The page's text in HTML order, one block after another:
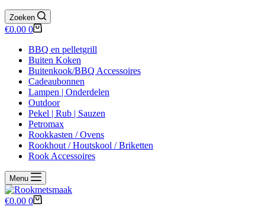
Zoeken
Winkelwagen
€0.00 0
BBQ en pelletgrill
Buiten Koken
Buitenkook/BBQ Accessoires
Cadeaubonnen
Lampen | Onderdelen
Outdoor
Pekel | Rub | Sauzen
Petromax
Rookkasten / Ovens
Rookhout / Houtskool / Briketten
Rook Accessoires
Menu
Winkelwagen
€0.00 0